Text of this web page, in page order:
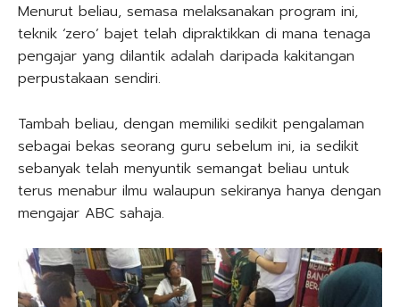
Menurut beliau, semasa melaksanakan program ini,
teknik ‘zero’ bajet telah dipraktikkan di mana tenaga
pengajar yang dilantik adalah daripada kakitangan
perpustakaan sendiri.
Tambah beliau, dengan memiliki sedikit pengalaman
sebagai bekas seorang guru sebelum ini, ia sedikit
sebanyak telah menyuntik semangat beliau untuk
terus menabur ilmu walaupun sekiranya hanya dengan
mengajar ABC sahaja.